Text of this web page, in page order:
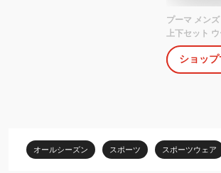
プーマ メン
上下セット
ラーブロッ
スーツ
ウェア PUMA
ショッ
オールシーズン スポーツ スポーツウェア